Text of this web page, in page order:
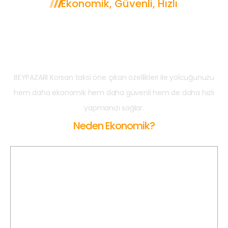
Ekonomik, Güvenli, Hızlı
BEYPAZARI Korsan taksi öne çıkan özellikleri ile yolcuğunuzu
hem daha ekonomik hem daha güvenli hem de daha hızlı
yapmanızı sağlar.
Neden Ekonomik?